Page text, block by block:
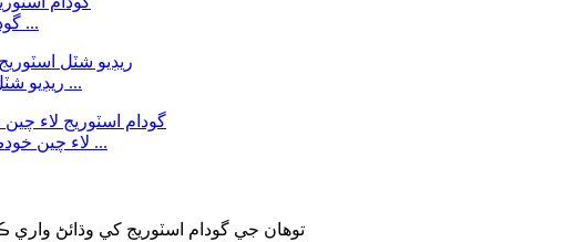
گودام اسٽوريج لاءِ اومان چار طرفي ريڊيو شٽل ...
مڪمل-خودڪار 3D/4way ريڊيو شٽل اسٽوريج ريڪنگ ...
wareho لاء چين خودڪار چار واٽ شٽل فراهم ڪرڻ وارو ...